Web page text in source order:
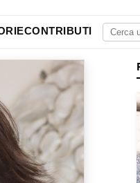
CONTRIBUTI